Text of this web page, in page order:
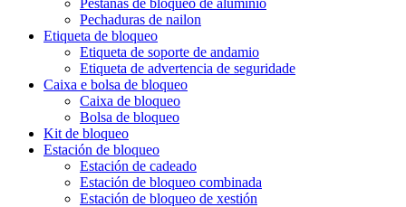
Pechaduras de nailon
Etiqueta de bloqueo
Etiqueta de soporte de andamio
Etiqueta de advertencia de seguridade
Caixa e bolsa de bloqueo
Caixa de bloqueo
Bolsa de bloqueo
Kit de bloqueo
Estación de bloqueo
Estación de cadeado
Estación de bloqueo combinada
Estación de bloqueo de xestión